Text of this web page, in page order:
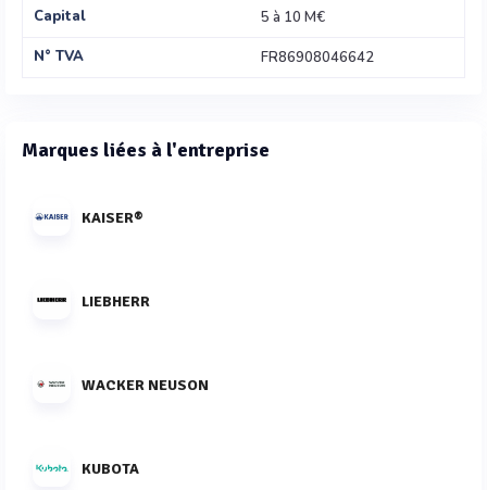
Capital
5 à 10 M€
N° TVA
FR86908046642
Marques liées à l'entreprise
KAISER®
LIEBHERR
WACKER NEUSON
KUBOTA